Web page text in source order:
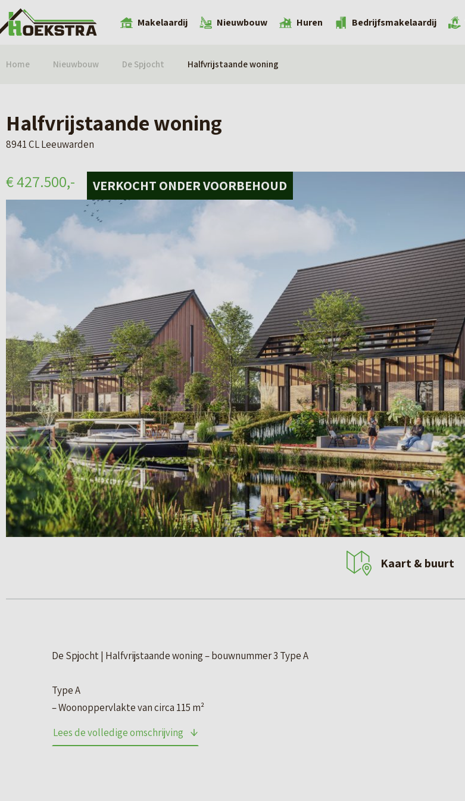
Makelaardij Nieuwbouw Huren Bedrijfsmakelaardij
Home Nieuwbouw De Spjocht Halfvrijstaande woning
Halfvrijstaande woning
8941 CL Leeuwarden
€ 427.500,- VERKOCHT ONDER VOORBEHOUD
Kaart & buurt
De Spjocht | Halfvrijstaande woning – bouwnummer 3 Type A
Type A
– Woonoppervlakte van circa 115 m²
– 3 Slaapkamers en een vaste trap naar een ruime zolder
Lees de volledige omschrijving